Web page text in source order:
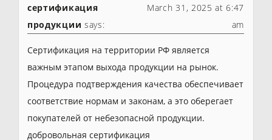
сертификация
продукции says:
March 31, 2025 at 6:47
am
Сертификация на территории РФ является
важным этапом выхода продукции на рынок.
Процедура подтверждения качества обеспечивает
соответствие нормам и законам, а это оберегает
покупателей от небезопасной продукции.
добровольная сертификация